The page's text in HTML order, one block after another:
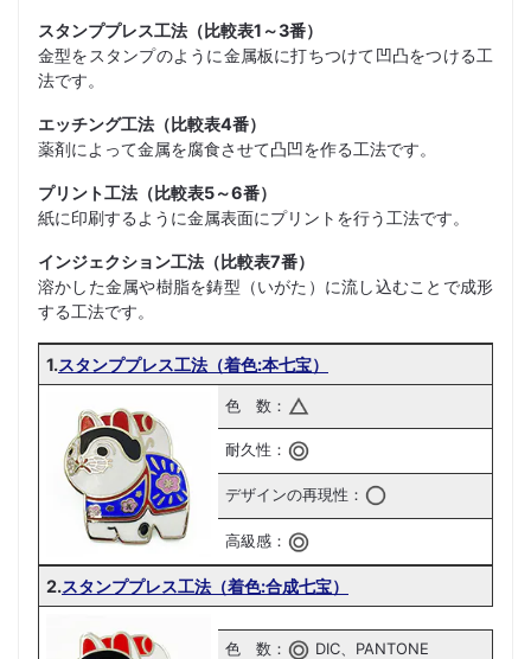
スタンププレス工法（比較表1～3番）
金型をスタンプのように金属板に打ちつけて凹凸をつける工
法です。
エッチング工法（比較表4番）
薬剤によって金属を腐食させて凸凹を作る工法です。
プリント工法（比較表5～6番）
紙に印刷するように金属表面にプリントを行う工法です。
インジェクション工法（比較表7番）
溶かした金属や樹脂を鋳型（いがた）に流し込むことで成形
する工法です。
1.スタンププレス工法（着色:本七宝）
色 数：
耐久性：
デザインの再現性：
高級感：
2.スタンププレス工法（着色:合成七宝）
色 数： DIC、PANTONE